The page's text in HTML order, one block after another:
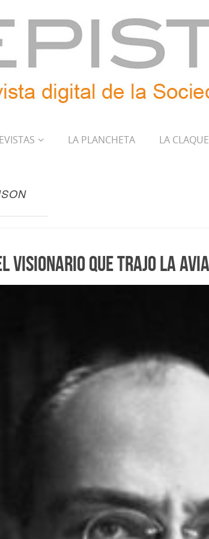
LA PLANCHETA LA
visionario que trajo la